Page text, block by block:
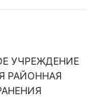
УЧРЕЖДЕНИЕ
РАЙОННАЯ